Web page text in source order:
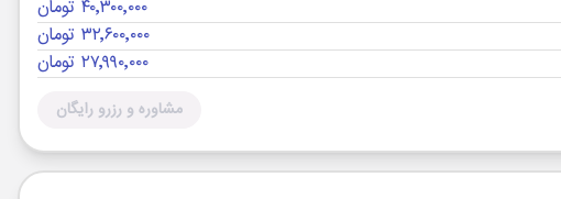
۴۰٬۳۰۰٬۰۰۰ تومان
۳۲٬۶۰۰٬۰۰۰ تومان
۲۷٬۹۹۰٬۰۰۰ تومان
مشاوره و رزرو رایگان